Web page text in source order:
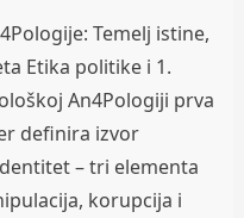
Temelj istine,
Etika politike i 1.
An4Pologiji prva
definira izvor
– tri elementa
korupcija i